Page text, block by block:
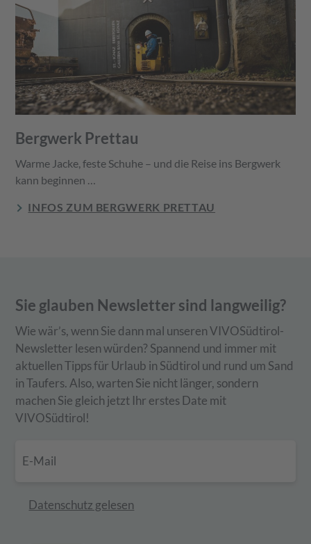
Bergwerk Prettau
Warme Jacke, feste Schuhe – und die Reise ins Bergwerk
kann beginnen …
INFOS ZUM BERGWERK PRETTAU
Sie glauben Newsletter sind langweilig?
Wie wär’s, wenn Sie dann mal unseren VIVOSüdtirol-
Newsletter lesen würden? Spannend und immer mit
aktuellen Tipps für Urlaub in Südtirol und rund um Sand
in Taufers. Also, warten Sie nicht länger, sondern
machen Sie gleich jetzt Ihr erstes Date mit
VIVOSüdtirol!
Datenschutz gelesen